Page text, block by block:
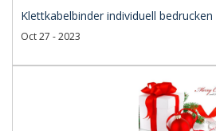
Klettkabelbinder individuell bedrucken
Oct 27 - 2023